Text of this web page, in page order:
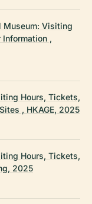
Museum: Visiting
,
Hours, Tickets,
, HKAGE, 2025
Hours, Tickets,
2025